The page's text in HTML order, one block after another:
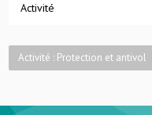
Activité
Activité : Protection et antivol